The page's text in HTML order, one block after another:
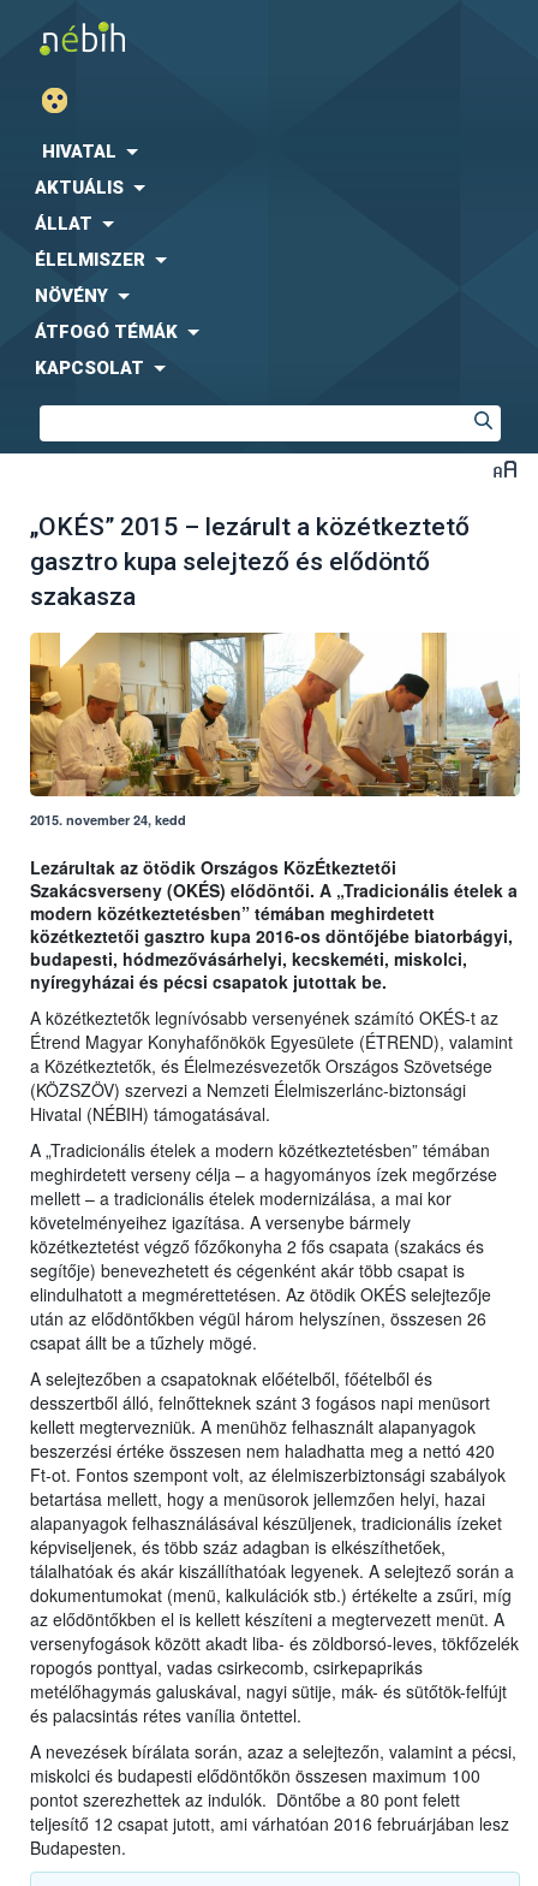
HIVATAL
AKTUÁLIS
ÁLLAT
ÉLELMISZER
NÖVÉNY
ÁTFOGÓ TÉMÁK
KAPCSOLAT
„OKÉS” 2015 – lezárult a közétkeztető
gasztro kupa selejtező és elődöntő
szakasza
2015. november 24, kedd
Lezárultak az ötödik Országos KözÉtkeztetői
Szakácsverseny (OKÉS) elődöntői. A „Tradicionális ételek a
modern közétkeztetésben” témában meghirdetett
közétkeztetői gasztro kupa 2016-os döntőjébe biatorbágyi,
budapesti, hódmezővásárhelyi, kecskeméti, miskolci,
nyíregyházai és pécsi csapatok jutottak be.
A közétkeztetők legnívósabb versenyének számító OKÉS-t az
Étrend Magyar Konyhafőnökök Egyesülete (ÉTREND), valamint
a Közétkeztetők, és Élelmezésvezetők Országos Szövetsége
(KÖZSZÖV) szervezi a Nemzeti Élelmiszerlánc-biztonsági
Hivatal (NÉBIH) támogatásával.
A „Tradicionális ételek a modern közétkeztetésben” témában
meghirdetett verseny célja – a hagyományos ízek megőrzése
mellett – a tradicionális ételek modernizálása, a mai kor
követelményeihez igazítása. A versenybe bármely
közétkeztetést végző főzőkonyha 2 fős csapata (szakács és
segítője) benevezhetett és cégenként akár több csapat is
elindulhatott a megmérettetésen. Az ötödik OKÉS selejtezője
után az elődöntőkben végül három helyszínen, összesen 26
csapat állt be a tűzhely mögé.
A selejtezőben a csapatoknak előételből, főételből és
desszertből álló, felnőtteknek szánt 3 fogásos napi menüsort
kellett megtervezniük. A menühöz felhasznált alapanyagok
beszerzési értéke összesen nem haladhatta meg a nettó 420
Ft-ot. Fontos szempont volt, az élelmiszerbiztonsági szabályok
betartása mellett, hogy a menüsorok jellemzően helyi, hazai
alapanyagok felhasználásával készüljenek, tradicionális ízeket
képviseljenek, és több száz adagban is elkészíthetőek,
tálalhatóak és akár kiszállíthatóak legyenek. A selejtező során a
dokumentumokat (menü, kalkulációk stb.) értékelte a zsűri, míg
az elődöntőkben el is kellett készíteni a megtervezett menüt. A
versenyfogások között akadt liba- és zöldborsó-leves, tökfőzelék
ropogós ponttyal, vadas csirkecomb, csirkepaprikás
metélőhagymás galuskával, nagyi sütije, mák- és sütőtök-felfújt
és palacsintás rétes vanília öntettel.
A nevezések bírálata során, azaz a selejtezőn, valamint a pécsi,
miskolci és budapesti elődöntőkön összesen maximum 100
pontot szerezhettek az indulók. Döntőbe a 80 pont felett
teljesítő 12 csapat jutott, ami várhatóan 2016 februárjában lesz
Budapesten.